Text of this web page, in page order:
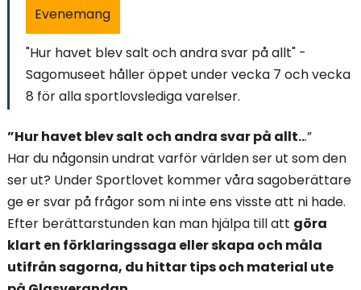
Evenemang
"Hur havet blev salt och andra svar på allt" -
Sagomuseet håller öppet under vecka 7 och vecka
8 för alla sportlovslediga varelser.
”Hur havet blev salt och andra svar på allt...”
Har du någonsin undrat varför världen ser ut som den
ser ut? Under Sportlovet kommer våra sagoberättare
ge er svar på frågor som ni inte ens visste att ni hade.
Efter berättarstunden kan man hjälpa till att göra
klart en förklaringssaga eller skapa och måla
utifrån sagorna, du hittar tips och material ute